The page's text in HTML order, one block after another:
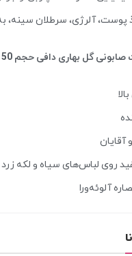
پوست، آلرژی، سرطلان
گل بهاری دافی حجم 50 میلی لیتر:
آقایان
روی لباس‌های سیاه و لکه
آلوئه‌ورا